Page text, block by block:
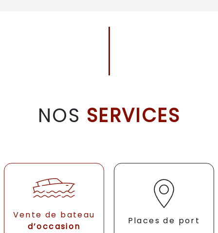
NOS SERVICES
Vente de bateau
d’occasion
Places de port